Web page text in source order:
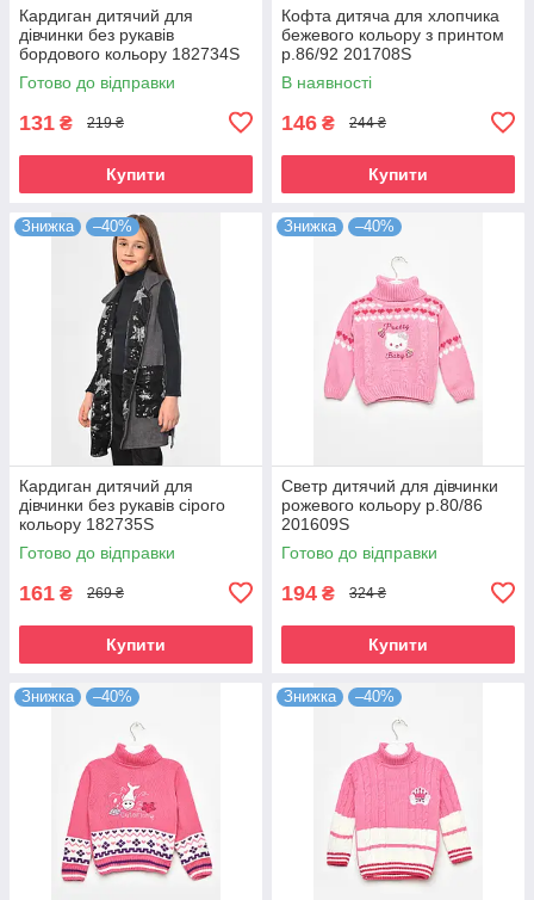
Кардиган дитячий для
дівчинки без рукавів
бордового кольору 182734S
Готово до відправки
131 ₴ 219 ₴
Купити
Кофта дитяча для хлопчика
бежевого кольору з принтом
р.86/92 201708S
В наявності
146 ₴ 244 ₴
Купити
Знижка –40%
Кардиган дитячий для
дівчинки без рукавів сірого
кольору 182735S
Готово до відправки
161 ₴ 269 ₴
Купити
Знижка –40%
Светр дитячий для дівчинки
рожевого кольору р.80/86
201609S
Готово до відправки
194 ₴ 324 ₴
Купити
Знижка –40% Знижка –40%